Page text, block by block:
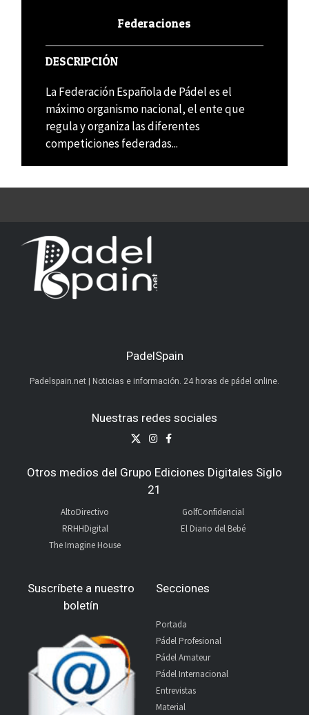
Federaciones
DESCRIPCIÓN
La Federación Española de Pádel es el
máximo organismo nacional, el ente que
regula y organiza las diferentes
competiciones federadas...
PadelSpain
Padelspain.net | Noticias e información. 24 horas de pádel online.
Nuestras redes sociales
Otros medios del Grupo Ediciones Digitales Siglo
21
AltoDirectivo
RRHHDigital
The Imagine House
GolfConfidencial
El Diario del Bebé
Suscríbete a nuestro
boletín
Secciones
Portada
Pádel Profesional
Pádel Amateur
Pádel Internacional
Entrevistas
Material